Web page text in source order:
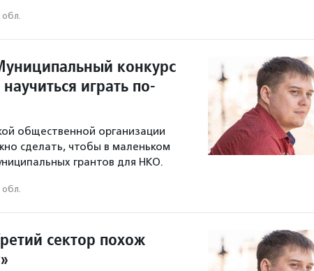
обл.
конкурс
играть по-
общественной организации
сделать, чтобы в маленьком
грантов для НКО.
обл.
сектор похож